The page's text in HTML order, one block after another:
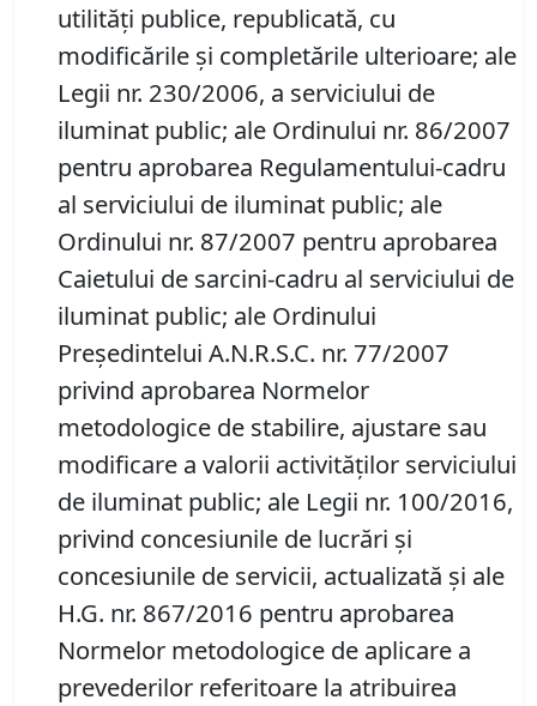
utilități publice, republicată, cu
modificările și completările ulterioare; ale
Legii nr. 230/2006, a serviciului de
iluminat public; ale Ordinului nr. 86/2007
pentru aprobarea Regulamentului-cadru
al serviciului de iluminat public; ale
Ordinului nr. 87/2007 pentru aprobarea
Caietului de sarcini-cadru al serviciului de
iluminat public; ale Ordinului
Președintelui A.N.R.S.C. nr. 77/2007
privind aprobarea Normelor
metodologice de stabilire, ajustare sau
modificare a valorii activităților serviciului
de iluminat public; ale Legii nr. 100/2016,
privind concesiunile de lucrări și
concesiunile de servicii, actualizată și ale
H.G. nr. 867/2016 pentru aprobarea
Normelor metodologice de aplicare a
prevederilor referitoare la atribuirea